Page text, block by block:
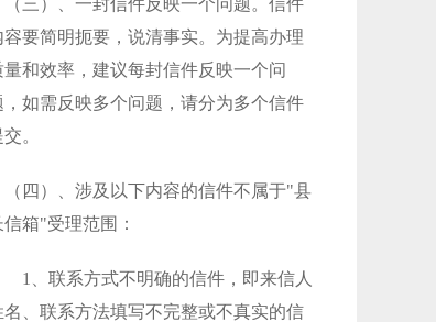
三）、一封信件反映一个问题。信件
容要简明扼要，说清事实。为提高办理
量和效率，建议每封信件反映一个问
，如需反映多个问题，请分为多个信件
。
四）、涉及以下内容的信件不属于"县
信箱"受理范围：
、联系方式不明确的信件，即来信人
名、联系方法填写不完整或不真实的信